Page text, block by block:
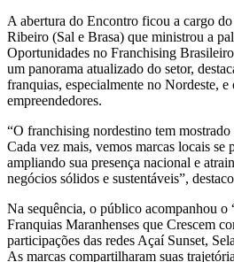
A abertura do Encontro ficou a cargo
Ribeiro (Sal e Brasa) que ministrou a
Oportunidades no Franchising
um panorama atualizado do setor,
franquias, especialmente no Nordeste,
empreendedores.
“O franchising nordestino tem
Cada vez mais, vemos marcas locais se
ampliando sua presença nacional e
negócios sólidos e sustentáveis”,
Na sequência, o público acompanhou o
Franquias Maranhenses que Crescem
participações das redes Açaí Sunset,
As marcas compartilharam suas